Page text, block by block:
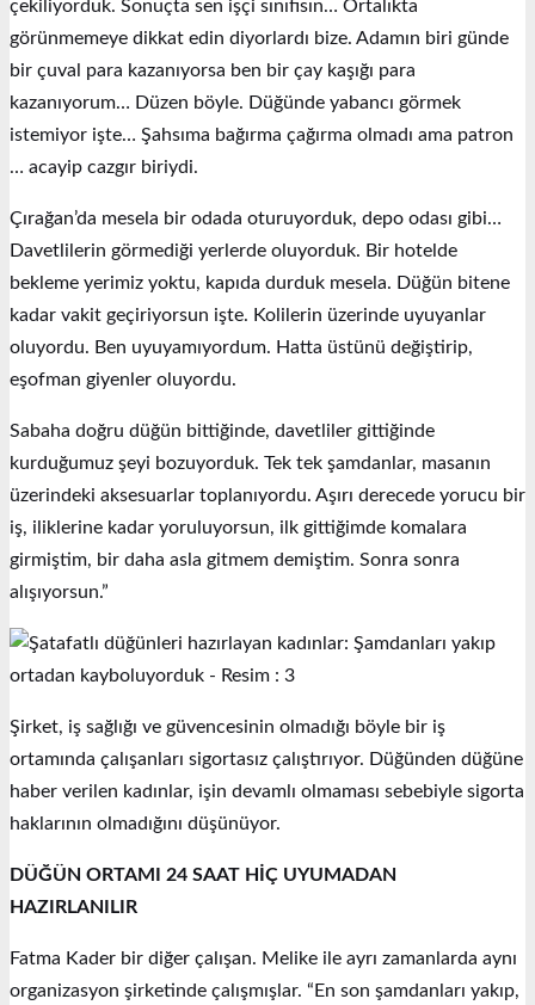
çekiliyorduk. Sonuçta sen işçi sınıfısın… Ortalıkta
görünmemeye dikkat edin diyorlardı bize. Adamın biri günde
bir çuval para kazanıyorsa ben bir çay kaşığı para
kazanıyorum… Düzen böyle. Düğünde yabancı görmek
istemiyor işte… Şahsıma bağırma çağırma olmadı ama patron
… acayip cazgır biriydi.
Çırağan’da mesela bir odada oturuyorduk, depo odası gibi…
Davetlilerin görmediği yerlerde oluyorduk. Bir hotelde
bekleme yerimiz yoktu, kapıda durduk mesela. Düğün bitene
kadar vakit geçiriyorsun işte. Kolilerin üzerinde uyuyanlar
oluyordu. Ben uyuyamıyordum. Hatta üstünü değiştirip,
eşofman giyenler oluyordu.
Sabaha doğru düğün bittiğinde, davetliler gittiğinde
kurduğumuz şeyi bozuyorduk. Tek tek şamdanlar, masanın
üzerindeki aksesuarlar toplanıyordu. Aşırı derecede yorucu bir
iş, iliklerine kadar yoruluyorsun, ilk gittiğimde komalara
girmiştim, bir daha asla gitmem demiştim. Sonra sonra
alışıyorsun.”
Şirket, iş sağlığı ve güvencesinin olmadığı böyle bir iş
ortamında çalışanları sigortasız çalıştırıyor. Düğünden düğüne
haber verilen kadınlar, işin devamlı olmaması sebebiyle sigorta
haklarının olmadığını düşünüyor.
DÜĞÜN ORTAMI 24 SAAT HİÇ UYUMADAN
HAZIRLANILIR
Fatma Kader bir diğer çalışan. Melike ile ayrı zamanlarda aynı
organizasyon şirketinde çalışmışlar. “En son şamdanları yakıp,